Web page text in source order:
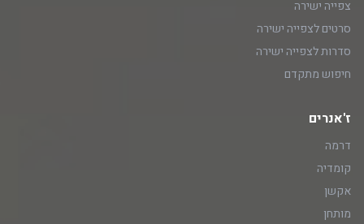
צפייה ישירה
סרטים לצפייה ישירה
סדרות לצפייה ישירה
חיפוש מתקדם
ז'אנרים
דרמה
קומדיה
אקשן
מותחן